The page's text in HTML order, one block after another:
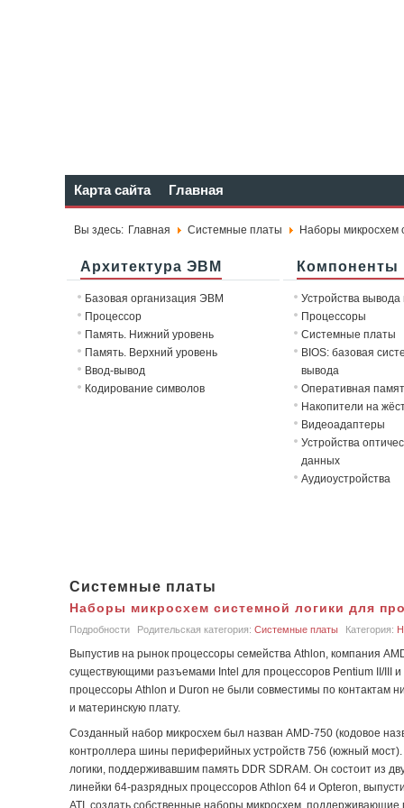
Карта сайта Главная
Вы здесь: Главная Системные платы Наборы микросхем
Архитектура ЭВМ
Базовая организация ЭВМ
Процессор
Память. Нижний уровень
Память. Верхний уровень
Ввод-вывод
Кодирование символов
Компоненты
Устройства
Процессоры
Системные платы
BIOS: базовая
вывода
Оперативная
Накопители на
Видеоадаптеры
Устройства
данных
Аудиоустройства
Системные платы
Наборы микросхем системной логики для
Подробности Родительская категория: Системные платы Категория:
Выпустив на рынок процессоры семейства Athlon, компания
существующими разъемами Intel для процессоров Pentium II/III
процессоры Athlon и Duron не были совместимы по контактам
и материнскую плату.
Созданный набор микросхем был назван AMD-750 (кодовое
контроллера шины периферийных устройств 756 (южный
логики, поддерживавшим память DDR SDRAM. Он состоит из
линейки 64-разрядных процессоров Athlon 64 и Opteron,
ATI, создать собственные наборы микросхем,